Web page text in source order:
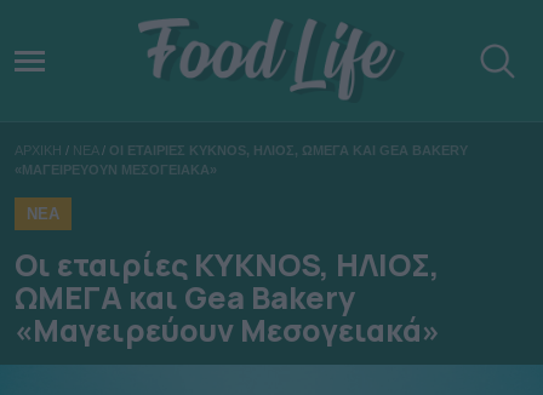
ΑΡΧΙΚΗ / ΝΕΑ / ΟΙ ΕΤΑΙΡΙΕΣ KYKNOS, ΗΛΙΟΣ, ΩΜΕΓΑ ΚΑΙ GEA BAKERY
«ΜΑΓΕΙΡΕΥΟΥΝ ΜΕΣΟΓΕΙΑΚΑ»
ΝΕΑ
Οι εταιρίες KYKNOS, ΗΛΙΟΣ,
ΩΜΕΓΑ και Gea Bakery
«Μαγειρεύουν Μεσογειακά»